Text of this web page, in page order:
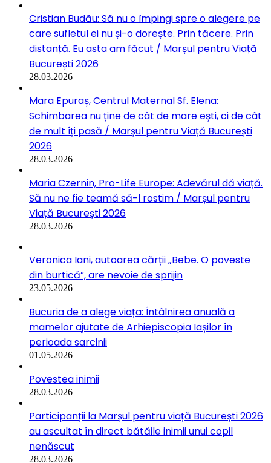
Cristian Budău: Să nu o împingi spre o alegere pe
care sufletul ei nu și-o dorește. Prin tăcere. Prin
distanță. Eu asta am făcut / Marșul pentru Viață
București 2026
28.03.2026
Mara Epuraș, Centrul Maternal Sf. Elena:
Schimbarea nu ține de cât de mare ești, ci de cât
de mult îți pasă / Marșul pentru Viață București
2026
28.03.2026
Maria Czernin, Pro-Life Europe: Adevărul dă viață.
Să nu ne fie teamă să-l rostim / Marșul pentru
Viață București 2026
28.03.2026
Veronica Iani, autoarea cărții „Bebe. O poveste
din burtică”, are nevoie de sprijin
23.05.2026
Bucuria de a alege viața: Întâlnirea anuală a
mamelor ajutate de Arhiepiscopia Iașilor în
perioada sarcinii
01.05.2026
Povestea inimii
28.03.2026
Participanții la Marșul pentru viață București 2026
au ascultat în direct bătăile inimii unui copil
nenăscut
28.03.2026